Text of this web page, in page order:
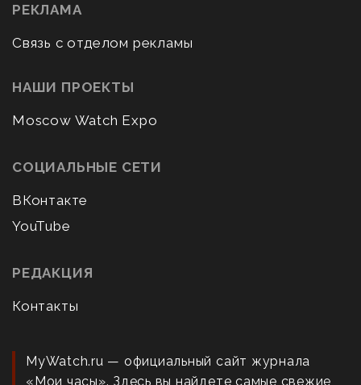
РЕКЛАМА
Связь с отделом рекламы
НАШИ ПРОЕКТЫ
Moscow Watch Expo
СОЦИАЛЬНЫЕ СЕТИ
ВКонтакте
YouTube
РЕДАКЦИЯ
Контакты
MyWatch.ru — официальный сайт журнала
«Мои часы». Здесь вы найдете самые свежие